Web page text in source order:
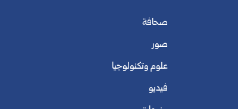
صحافة
صور
علوم وتكنولوجيا
فيديو